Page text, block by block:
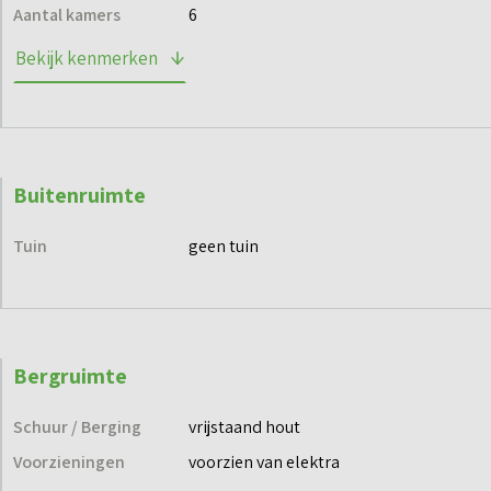
via de projectwebsite en blijf op de hoogte.
Aantal kamers 6
Bekijk kenmerken
Buitenruimte
Tuin geen tuin
Bergruimte
Schuur / Berging
vrijstaand hout
Voorzieningen
voorzien van elektra